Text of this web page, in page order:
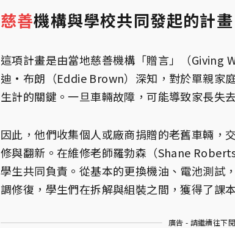
慈善機構與學校共同發起的計畫
這項計畫是由當地慈善機構「贈言」（Giving
迪·布朗（Eddie Brown）深知，對於單親家
生計的關鍵。一旦車輛故障，可能導致家長失
因此，他們收集個人或廠商捐贈的老舊車輛，
修與翻新。在維修老師羅勃森（Shane
學生共同負責。從基本的更換機油、電池測試
調修復，學生們在拆解與組裝之間，獲得了課
廣告 - 請繼續往下